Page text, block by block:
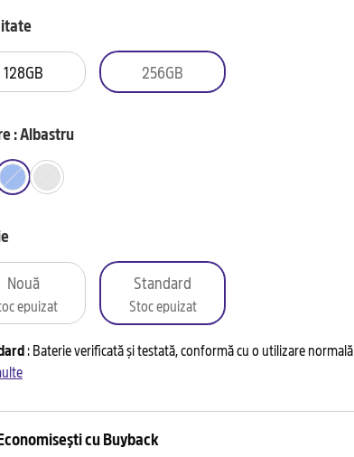
128GB 256GB
: Albastru
Nouă
epuizat
Standard
Stoc epuizat
:Baterie verificată și testată, conformă cu o utilizare normală
cu Buyback